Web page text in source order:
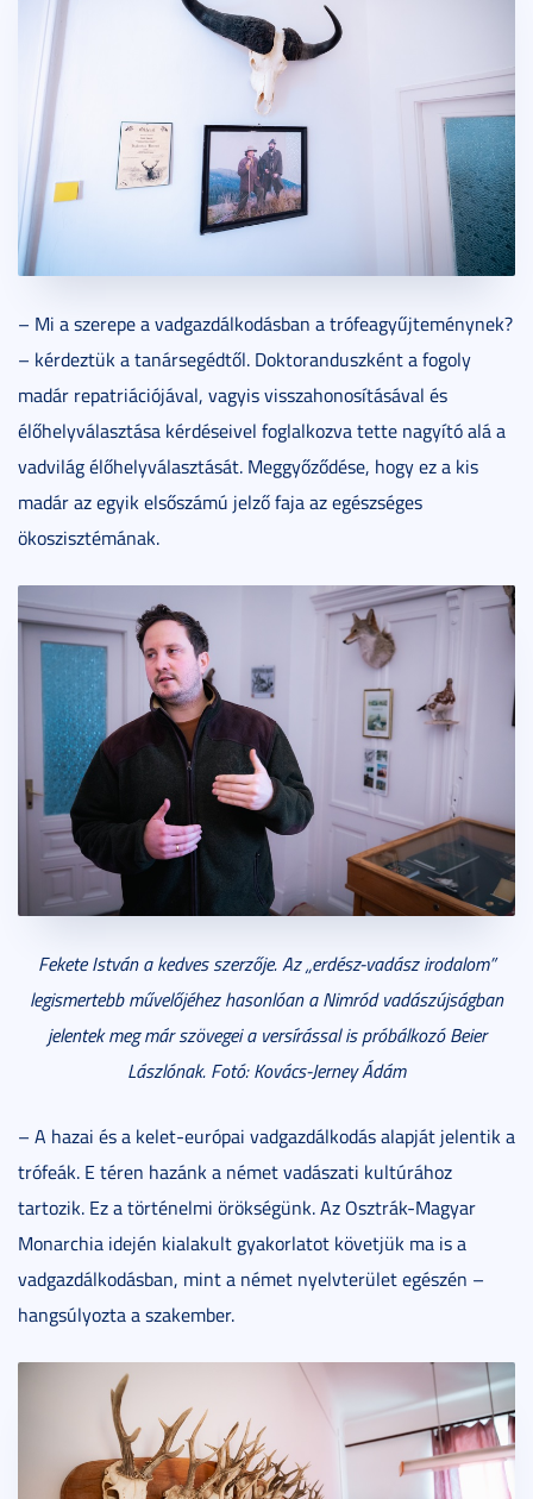
– Mi a szerepe a vadgazdálkodásban a trófeagyűjteménynek?
– kérdeztük a tanársegédtől. Doktoranduszként a fogoly
madár repatriációjával, vagyis visszahonosításával és
élőhelyválasztása kérdéseivel foglalkozva tette nagyító alá a
vadvilág élőhelyválasztását. Meggyőződése, hogy ez a kis
madár az egyik elsőszámú jelző faja az egészséges
ökoszisztémának.
Fekete István a kedves szerzője. Az „erdész-vadász irodalom”
legismertebb művelőjéhez hasonlóan a Nimród vadászújságban
jelentek meg már szövegei a versírással is próbálkozó Beier
Lászlónak. Fotó: Kovács-Jerney Ádám
– A hazai és a kelet-európai vadgazdálkodás alapját jelentik a
trófeák. E téren hazánk a német vadászati kultúrához
tartozik. Ez a történelmi örökségünk. Az Osztrák-Magyar
Monarchia idején kialakult gyakorlatot követjük ma is a
vadgazdálkodásban, mint a német nyelvterület egészén –
hangsúlyozta a szakember.